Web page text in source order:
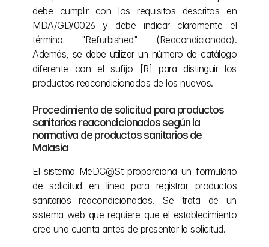
debe cumplir con los requisitos descritos en
MDA/GD/0026 y debe indicar claramente el
término "Refurbished" (Reacondicionado).
Además, se debe utilizar un número de catálogo
diferente con el sufijo [R] para distinguir los
productos reacondicionados de los nuevos.
Procedimiento de solicitud para productos
sanitarios reacondicionados según la
normativa de productos sanitarios de
Malasia
El sistema MeDC@St proporciona un formulario
de solicitud en línea para registrar productos
sanitarios reacondicionados. Se trata de un
sistema web que requiere que el establecimiento
cree una cuenta antes de presentar la solicitud.